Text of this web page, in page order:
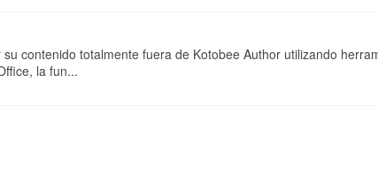
contenido totalmente fuera de Kotobee Author utilizando
la fun...